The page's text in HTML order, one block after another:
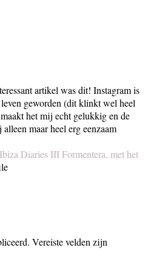
artikel was dit! Instagram is
geworden (dit klinkt wel heel
het mij echt gelukkig en de
maar heel erg eenzaam
Ibiza Diaries III Formentera, met het
Vereiste velden zijn